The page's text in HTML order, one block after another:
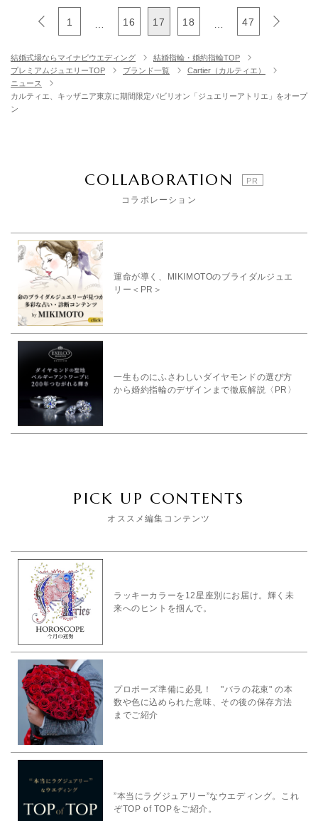
1 16 17 18 47
結婚式場ならマイナビウエディング
結婚指輪・婚約指輪TOP
プレミアムジュエリーTOP
ブランド一覧
Cartier（カルティエ）
ニュース
カルティエ、キッザニア東京に期間限定パビリオン「ジュエリーアトリエ」をオープ
ン
COLLABORATION
コラボレーション
運命が導く、MIKIMOTOのブライダルジュエ
リー＜PR＞
一生ものにふさわしいダイヤモンドの選び方
から婚約指輪のデザインまで徹底解説〈PR〉
PICK UP CONTENTS
オススメ編集コンテンツ
ラッキーカラーを12星座別にお届け。輝く未
来へのヒントを掴んで。
プロポーズ準備に必見！ "バラの花束" の本
数や色に込められた意味、その後の保存方法
までご紹介
”本当にラグジュアリー”なウエディング。これ
ぞTOP of TOPをご紹介。